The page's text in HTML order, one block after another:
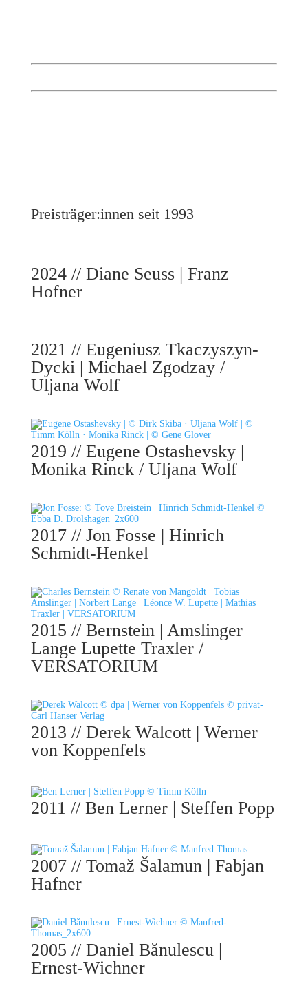
Preisträger:innen seit 1993
2024 // Diane Seuss | Franz
Hofner
2021 // Eugeniusz Tkaczyszyn-
Dycki | Michael Zgodzay /
Uljana Wolf
2019 // Eugene Ostashevsky |
Monika Rinck / Uljana Wolf
2017 // Jon Fosse | Hinrich
Schmidt-Henkel
2015 // Bernstein | Amslinger
Lange Lupette Traxler /
VERSATORIUM
2013 // Derek Walcott | Werner
von Koppenfels
2011 // Ben Lerner | Steffen Popp
2007 // Tomaž Šalamun | Fabjan
Hafner
2005 // Daniel Bănulescu |
Ernest-Wichner